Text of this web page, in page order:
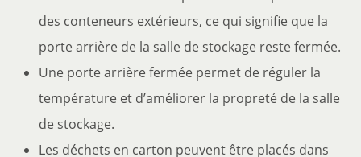
des conteneurs extérieurs, ce qui signifie que la
porte arrière de la salle de stockage reste fermée.
Une porte arrière fermée permet de réguler la
température et d’améliorer la propreté de la salle
de stockage.
Les déchets en carton peuvent être placés dans